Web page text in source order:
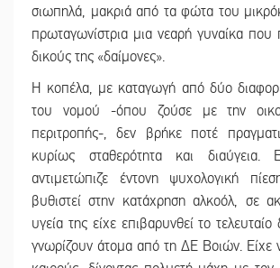
σιωπηλά, μακριά από τα φώτα του
πρωταγωνίστρια μια νεαρή γυναίκα
δικούς της «δαίμονες».
Η κοπέλα, με καταγωγή από δύο
του νομού -όπου ζούσε με την
περιτροπής-, δεν βρήκε ποτέ
κυρίως σταθερότητα και διαύγεια.
αντιμετώπιζε έντονη ψυχολογική
βυθιστεί στην κατάχρηση αλκοόλ, σε
υγεία της είχε επιβαρυνθεί το
γνωρίζουν άτομα από τη ΔΕ Βοιών. Είχε